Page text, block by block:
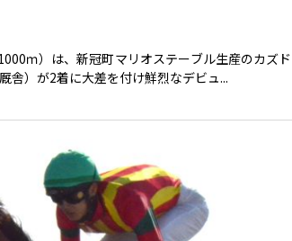
ｍ）は、新冠町マリオステーブル生産のカズ
舎）が2着に大差を付け鮮烈なデビュ...